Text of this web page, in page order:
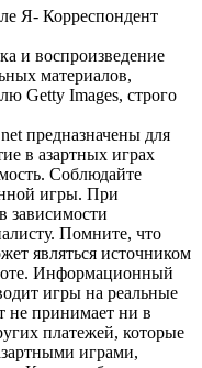
Я- Корреспондент
и воспроизведение
материалов,
Getty Images, строго
предназначены для
в азартных играх
Соблюдайте
игры. При
зависимости
Помните, что
являться источником
Информационный
игры на реальные
не принимает ни в
платежей, которые
играми,